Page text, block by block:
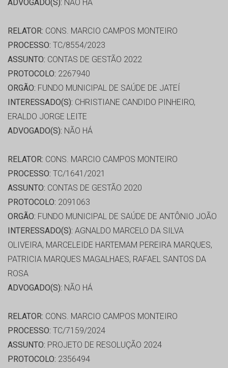
ADVOGADO(S): NÃO HÁ
RELATOR: CONS. MARCIO CAMPOS MONTEIRO
PROCESSO: TC/8554/2023
ASSUNTO: CONTAS DE GESTÃO 2022
PROTOCOLO: 2267940
ORGÃO: FUNDO MUNICIPAL DE SAÚDE DE JATEÍ
INTERESSADO(S): CHRISTIANE CANDIDO PINHEIRO,
ERALDO JORGE LEITE
ADVOGADO(S): NÃO HÁ
RELATOR: CONS. MARCIO CAMPOS MONTEIRO
PROCESSO: TC/1641/2021
ASSUNTO: CONTAS DE GESTÃO 2020
PROTOCOLO: 2091063
ORGÃO: FUNDO MUNICIPAL DE SAÚDE DE ANTÔNIO JOÃO
INTERESSADO(S): AGNALDO MARCELO DA SILVA
OLIVEIRA, MARCELEIDE HARTEMAM PEREIRA MARQUES,
PATRICIA MARQUES MAGALHAES, RAFAEL SANTOS DA
ROSA
ADVOGADO(S): NÃO HÁ
RELATOR: CONS. MARCIO CAMPOS MONTEIRO
PROCESSO: TC/7159/2024
ASSUNTO: PROJETO DE RESOLUÇÃO 2024
PROTOCOLO: 2356494